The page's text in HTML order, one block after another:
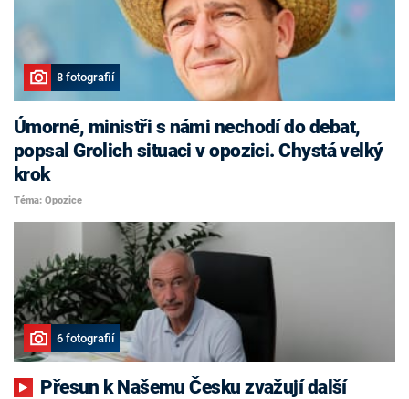
8 fotografií
Úmorné, ministři s námi nechodí do debat,
popsal Grolich situaci v opozici. Chystá velký
krok
Téma: Opozice
6 fotografií